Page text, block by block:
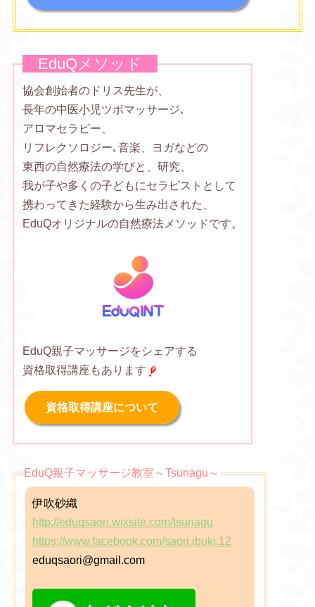
EduQメソッド
協会創始者のドリス先生が、
長年の中医小児ツボマッサージ､
アロマセラピー、
リフレクソロジー､音楽、ヨガなどの
東西の自然療法の学びと、研究、
我が子や多くの子どもにセラピストとして
携わってきた経験から生み出された、
EduQオリジナルの自然療法メソッドです。
EduQ親子マッサージをシェアする
資格取得講座もあります
資格取得講座について
EduQ親子マッサージ教室～Tsunagu～
伊吹砂織
http://eduqsaori.wixsite.com/tsunagu
https://www.facebook.com/saori.ibuki.12
eduqsaori@gmail.com